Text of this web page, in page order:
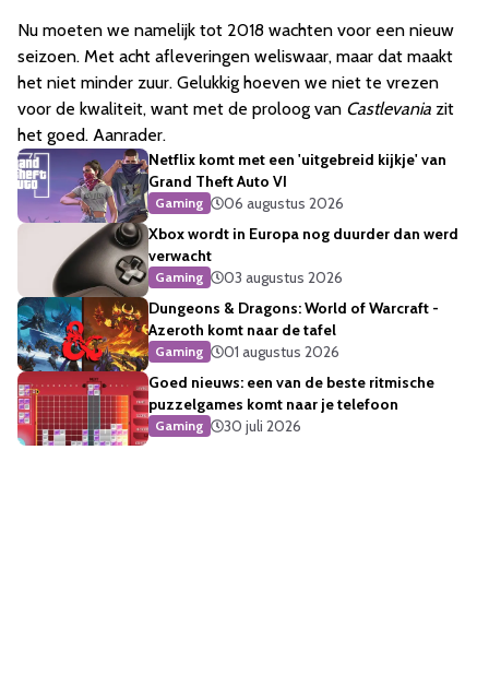
Nu moeten we namelijk tot 2018 wachten voor een nieuw
seizoen. Met acht afleveringen weliswaar, maar dat maakt
het niet minder zuur. Gelukkig hoeven we niet te vrezen
voor de kwaliteit, want met de proloog van Castlevania zit
het goed. Aanrader.
Netflix komt met een 'uitgebreid kijkje' van
Grand Theft Auto VI
Gaming
06 augustus 2026
Xbox wordt in Europa nog duurder dan werd
verwacht
Gaming
03 augustus 2026
Dungeons & Dragons: World of Warcraft -
Azeroth komt naar de tafel
Gaming
01 augustus 2026
Goed nieuws: een van de beste ritmische
puzzelgames komt naar je telefoon
Gaming 30 juli 2026